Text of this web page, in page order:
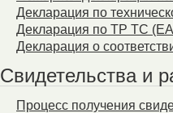
Декларация по
Декларация по ТР ТС
Декларация о
Свидетельства и
Процесс получения